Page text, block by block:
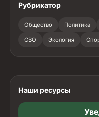
Рубрикатор
Общество Политика
СВО Экология
Наши ресурсы